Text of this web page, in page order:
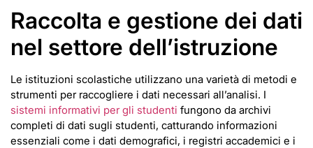
Raccolta e gestione dei dati
nel settore dell’istruzione
Le istituzioni scolastiche utilizzano una varietà di metodi e
strumenti per raccogliere i dati necessari all’analisi. I
sistemi informativi per gli studenti fungono da archivi
completi di dati sugli studenti, catturando informazioni
essenziali come i dati demografici, i registri accademici e i